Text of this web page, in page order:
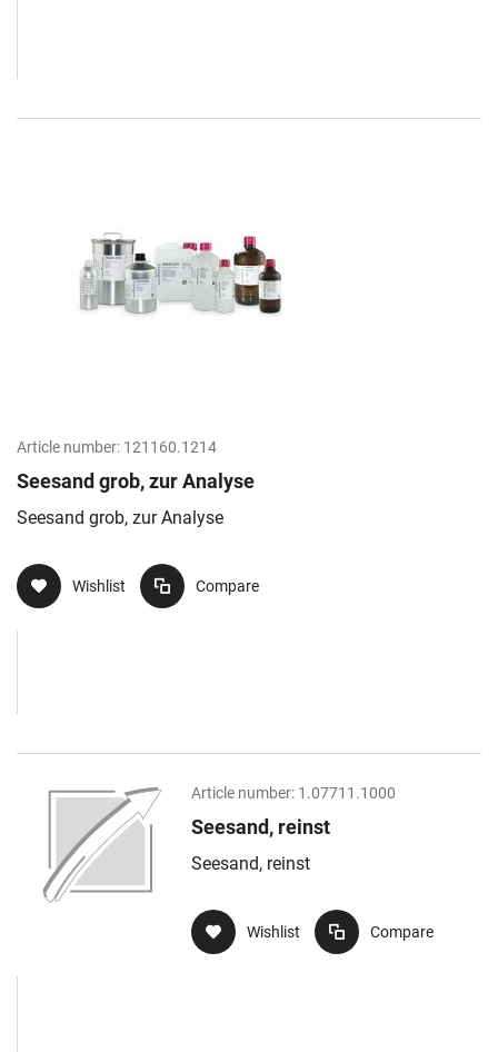
Article number: 121160.1214
Seesand grob, zur Analyse
Seesand grob, zur Analyse
Wishlist Compare
Article number: 1.07711.1000
Seesand, reinst
Seesand, reinst
Wishlist Compare